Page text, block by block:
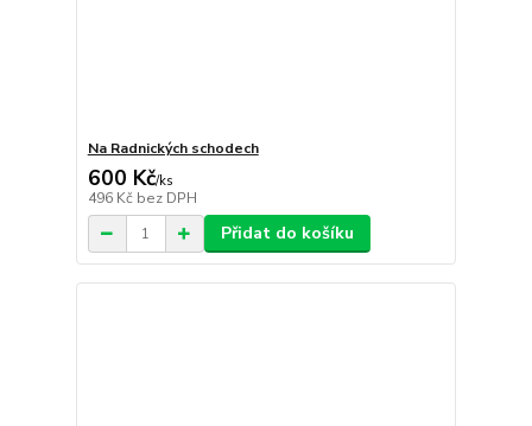
Na Radnických schodech
600 Kč/ks
496 Kč bez DPH
Přidat do košíku